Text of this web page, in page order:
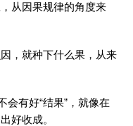
从因果规律的角度来
，就种下什么果，从来
会有好“结果”，就像在
好收成。